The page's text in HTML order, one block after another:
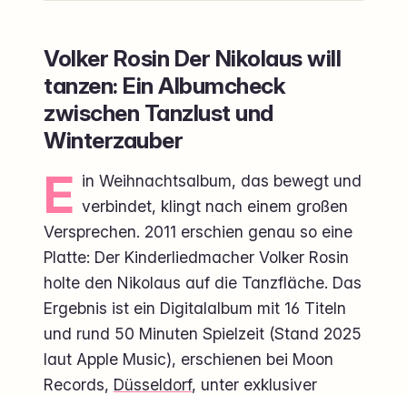
Volker Rosin Der Nikolaus will
tanzen: Ein Albumcheck
zwischen Tanzlust und
Winterzauber
E in Weihnachtsalbum, das bewegt und
verbindet, klingt nach einem großen
Versprechen. 2011 erschien genau so eine
Platte: Der Kinderliedmacher Volker Rosin
holte den Nikolaus auf die Tanzfläche. Das
Ergebnis ist ein Digitalalbum mit 16 Titeln
und rund 50 Minuten Spielzeit (Stand 2025
laut Apple Music), erschienen bei Moon
Records, Düsseldorf, unter exklusiver